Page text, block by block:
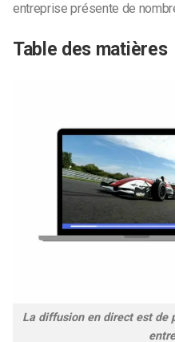
entreprise présente de
Table des matières
La diffusion en direct est de